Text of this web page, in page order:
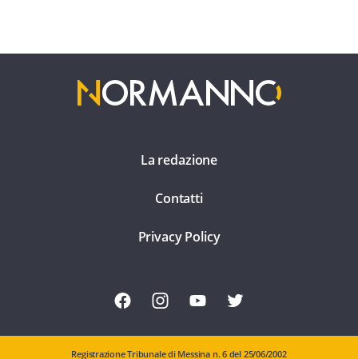
La redazione
Contatti
Privacy Policy
Registrazione Tribunale di Messina n. 6 del 25/06/2002